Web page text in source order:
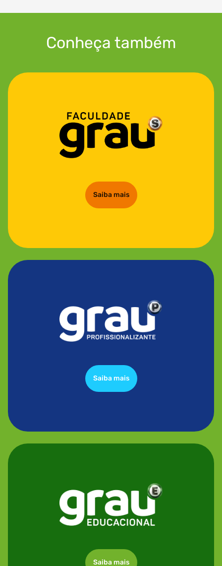
Conheça também
Saiba mais
Saiba mais
Saiba mais